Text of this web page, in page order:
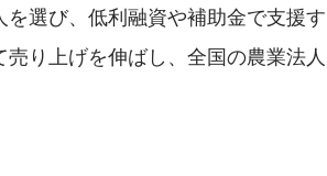
選び、低利融資や補助金で支援す
り上げを伸ばし、全国の農業法人